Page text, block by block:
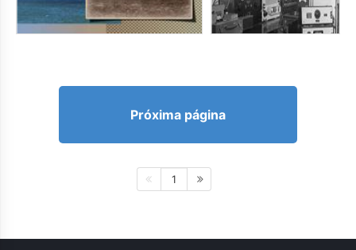
Próxima página
1